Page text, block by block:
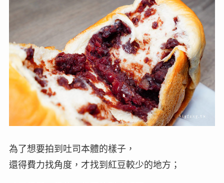
為了想要拍到吐司本體的樣子，
還得費力找角度，才找到紅豆較少的地方；